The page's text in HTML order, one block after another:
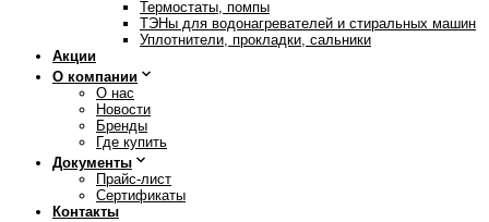
Термостаты, помпы
ТЭНы для водонагревателей и стиральных машин
Уплотнители, прокладки, сальники
Акции
О компании
О нас
Новости
Бренды
Где купить
Документы
Прайс-лист
Сертификаты
Контакты